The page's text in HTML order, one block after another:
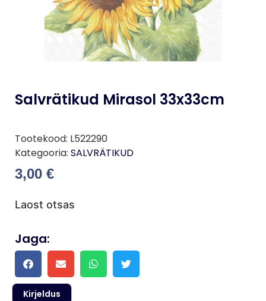
Salvrätikud Mirasol 33x33cm
Tootekood: L522290
Kategooria: SALVRÄTIKUD
3,00 €
Laost otsas
Jaga:
Kirjeldus